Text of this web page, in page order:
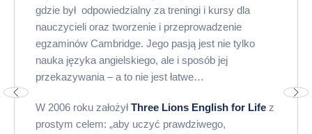
gdzie był odpowiedzialny za treningi i kursy dla
nauczycieli oraz tworzenie i przeprowadzenie
egzaminów Cambridge. Jego pasją jest nie tylko
nauka języka angielskiego, ale i sposób jej
przekazywania – a to nie jest łatwe…
W 2006 roku założyłThree Lions English for Life z
prostym celem: „aby uczyć prawdziwego,